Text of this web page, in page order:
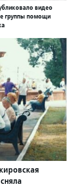
видео
группы помощи